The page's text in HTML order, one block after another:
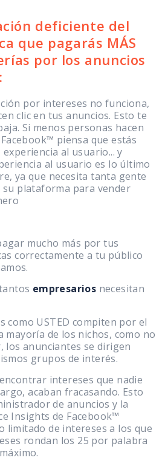
deficiente del
que pagarás MÁS
por los anuncios
por intereses no funciona,
clic en tus anuncios. Esto te
Si menos personas hacen
piensa que estás
al usuario... y
al usuario es lo último
ya que necesita tanta gente
su plataforma para vender
mucho más por tus
correctamente a tu público
empresarios necesitan
como USTED compiten por el
mayoría de los nichos, como no
los anunciantes se dirigen
grupos de interés.
intereses que nadie
acaban fracasando. Esto
de anuncios y la
Insights de Facebook™
limitado de intereses a los que
rondan los 25 por palabra